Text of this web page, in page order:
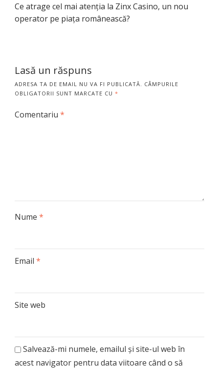
Ce atrage cel mai atenția la Zinx Casino, un nou
operator pe piața românească?
Lasă un răspuns
ADRESA TA DE EMAIL NU VA FI PUBLICATĂ.
CÂMPURILE
OBLIGATORII SUNT MARCATE CU *
Comentariu *
Nume *
Email *
Site web
Salvează-mi numele, emailul și site-ul web în
acest navigator pentru data viitoare când o să